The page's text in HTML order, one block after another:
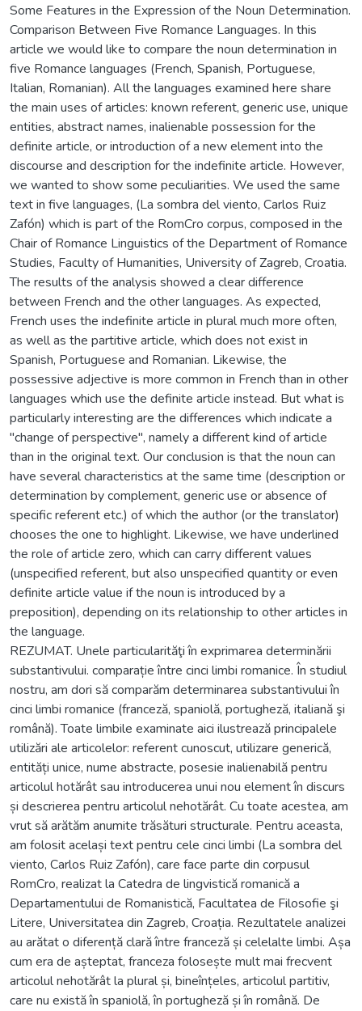
Some Features in the Expression of the Noun Determination.
Comparison Between Five Romance Languages. In this
article we would like to compare the noun determination in
five Romance languages (French, Spanish, Portuguese,
Italian, Romanian). All the languages examined here share
the main uses of articles: known referent, generic use, unique
entities, abstract names, inalienable possession for the
definite article, or introduction of a new element into the
discourse and description for the indefinite article. However,
we wanted to show some peculiarities. We used the same
text in five languages, (La sombra del viento, Carlos Ruiz
Zafón) which is part of the RomCro corpus, composed in the
Chair of Romance Linguistics of the Department of Romance
Studies, Faculty of Humanities, University of Zagreb, Croatia.
The results of the analysis showed a clear difference
between French and the other languages. As expected,
French uses the indefinite article in plural much more often,
as well as the partitive article, which does not exist in
Spanish, Portuguese and Romanian. Likewise, the
possessive adjective is more common in French than in other
languages which use the definite article instead. But what is
particularly interesting are the differences which indicate a
"change of perspective", namely a different kind of article
than in the original text. Our conclusion is that the noun can
have several characteristics at the same time (description or
determination by complement, generic use or absence of
specific referent etc.) of which the author (or the translator)
chooses the one to highlight. Likewise, we have underlined
the role of article zero, which can carry different values
(unspecified referent, but also unspecified quantity or even
definite article value if the noun is introduced by a
preposition), depending on its relationship to other articles in
the language.
REZUMAT. Unele particularităţi în exprimarea determinării
substantivului. comparație între cinci limbi romanice. În studiul
nostru, am dori să comparăm determinarea substantivului în
cinci limbi romanice (franceză, spaniolă, portugheză, italiană şi
română). Toate limbile examinate aici ilustrează principalele
utilizări ale articolelor: referent cunoscut, utilizare generică,
entități unice, nume abstracte, posesie inalienabilă pentru
articolul hotărât sau introducerea unui nou element în discurs
și descrierea pentru articolul nehotărât. Cu toate acestea, am
vrut să arătăm anumite trăsături structurale. Pentru aceasta,
am folosit același text pentru cele cinci limbi (La sombra del
viento, Carlos Ruiz Zafón), care face parte din corpusul
RomCro, realizat la Catedra de lingvistică romanică a
Departamentului de Romanistică, Facultatea de Filosofie şi
Litere, Universitatea din Zagreb, Croația. Rezultatele analizei
au arătat o diferență clară între franceză și celelalte limbi. Așa
cum era de așteptat, franceza folosește mult mai frecvent
articolul nehotărât la plural și, bineînțeles, articolul partitiv,
care nu există în spaniolă, în portugheză și în română. De